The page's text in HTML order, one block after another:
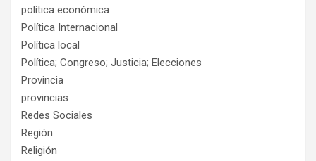
política económica
Política Internacional
Política local
Política; Congreso; Justicia; Elecciones
Provincia
provincias
Redes Sociales
Región
Religión